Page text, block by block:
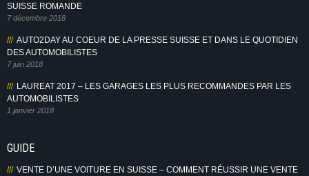
SUISSE ROMANDE
7 décembre 2018
AUTO2DAY AU COEUR DE LA PRESSE SUISSE ET DANS LE QUOTIDIEN
DES AUTOMOBILISTES
7 juin 2018
LAUREAT 2017 – LES GARAGES LES PLUS RECOMMANDES PAR LES
AUTOMOBILISTES
1 janvier 2018
GUIDE
VENTE D’UNE VOITURE EN SUISSE – COMMENT RÉUSSIR UNE VENTE